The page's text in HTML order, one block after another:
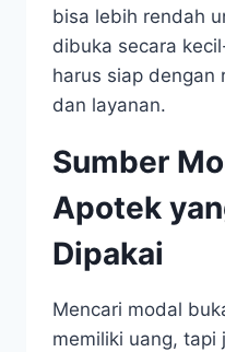
bisa lebih rendah
dibuka secara
harus siap dengan
dan layanan.
Sumber
Apotek
Dipakai
Mencari modal
memiliki uang, tapi